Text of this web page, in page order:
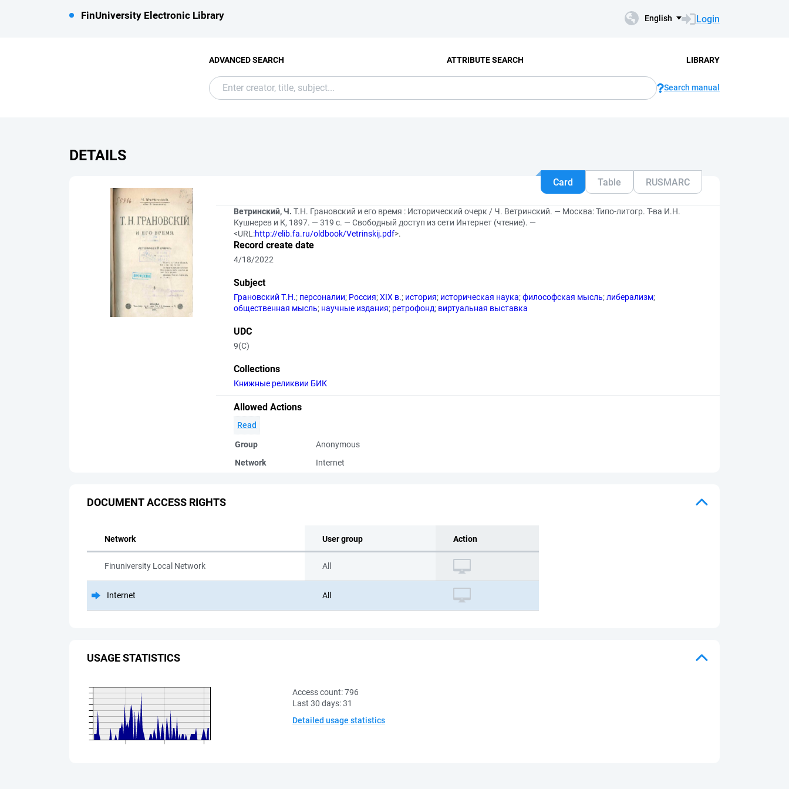
FinUniversity Electronic Library English Login
ADVANCED SEARCH ATTRIBUTE SEARCH LIBRARY
Search manual
DETAILS
Card Table RUSMARC
Ветринский, Ч. Т.Н. Грановский и его время : Исторический очерк / Ч. Ветринский. — Москва: Типо-литогр. Т-ва И.Н.
Кушнерев и К, 1897. — 319 с. — Свободный доступ из сети Интернет (чтение). —
<URL:http://elib.fa.ru/oldbook/Vetrinskij.pdf>.
Record create date
4/18/2022
Subject
Грановский Т.Н.; персоналии; Россия;XIX в.; история; историческая наука;философская мысль;либерализм;
общественная мысль; научные издания; ретрофонд; виртуальная выставка
UDC
9(С)
Collections
Книжные реликвии БИК
Allowed Actions
Read
Group
Anonymous
Network
Internet
DOCUMENT ACCESS RIGHTS
Network User group Action
Finuniversity Local Network All
Internet All
USAGE STATISTICS
Access count:796
Last 30 days:31
Detailed usage statistics